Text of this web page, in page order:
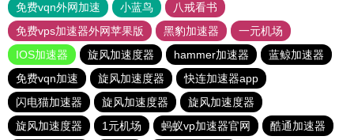
免费vqn外网加速
小蓝鸟
八戒看书
免费vps加速器外网苹果版
黑豹加速器
一元机场
IOS加速器
旋风加速度器 hammer加速器
蓝鲸加速器
免费vqn加速
旋风加速度器
快连加速器app
闪电猫加速器
旋风加速度器
旋风加速度器
旋风加速度器
1元机场 蚂蚁vp加速器官网 酷通加速器